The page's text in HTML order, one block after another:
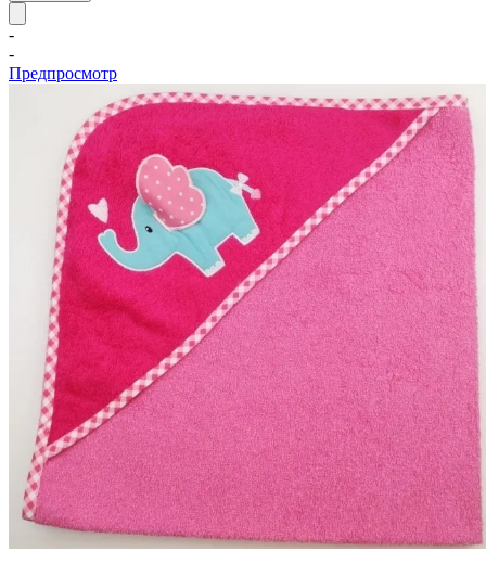
-
-
Предпросмотр